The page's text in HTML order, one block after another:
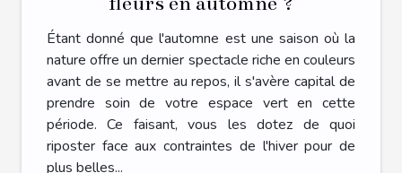
Étant donné que l'automne est une saison où la
nature offre un dernier spectacle riche en couleurs
avant de se mettre au repos, il s'avère capital de
prendre soin de votre espace vert en cette
période. Ce faisant, vous les dotez de quoi
riposter face aux contraintes de l'hiver pour de
plus belles...